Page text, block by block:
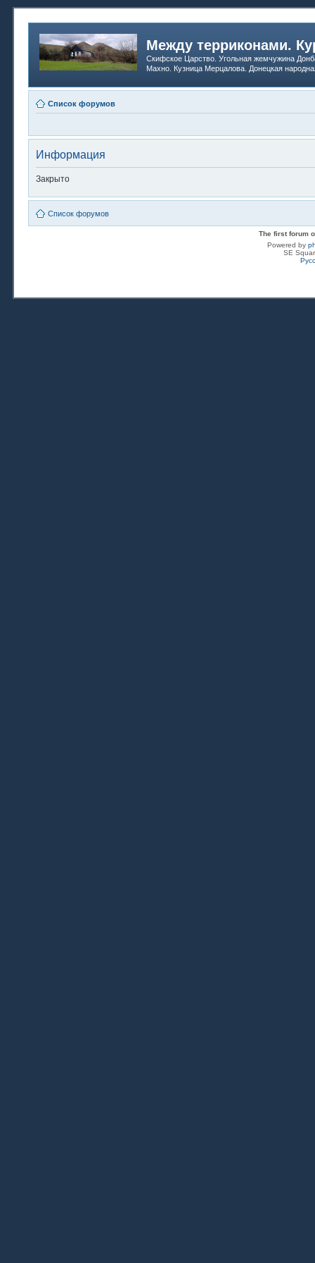
Между терриконами.
Скифское Царство. Угольная жемчужина
Махно. Кузница Мерцалова. Донецкая
Список форумов
Информация
Закрыто
Список форумов
The first forum
Powered by
SE